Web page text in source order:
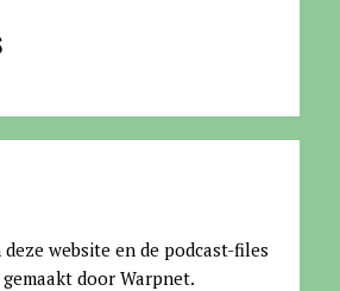
website en de podcast-files
door Warpnet.